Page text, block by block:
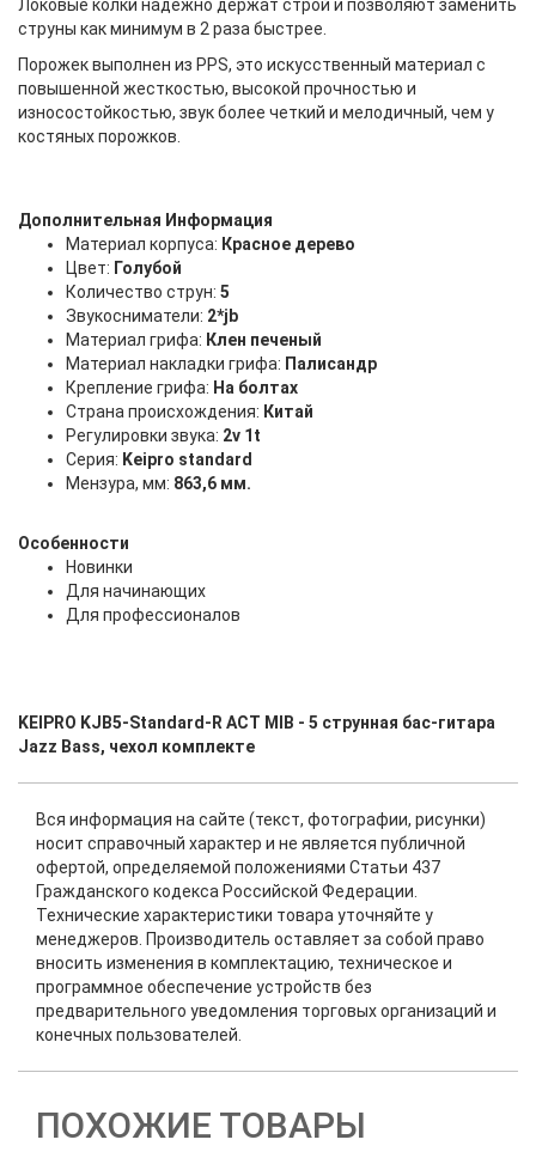
Локовые колки надежно держат строй и позволяют заменить
струны как минимум в 2 раза быстрее.
Порожек выполнен из PPS, это искусственный материал с
повышенной жесткостью, высокой прочностью и
износостойкостью, звук более четкий и мелодичный, чем у
костяных порожков.
Дополнительная Информация
Материал корпуса: Красное дерево
Цвет: Голубой
Количество струн: 5
Звукосниматели: 2*jb
Материал грифа: Клен печеный
Материал накладки грифа: Палисандр
Крепление грифа: На болтах
Страна происхождения: Китай
Регулировки звука: 2v 1t
Серия: Keipro standard
Мензура, мм: 863,6 мм.
Особенности
Новинки
Для начинающих
Для профессионалов
KEIPRO KJB5-Standard-R ACT MIB - 5 струнная бас-гитара
Jazz Bass, чехол комплекте
Вся информация на сайте (текст, фотографии, рисунки)
носит справочный характер и не является публичной
офертой, определяемой положениями Статьи 437
Гражданского кодекса Российской Федерации.
Технические характеристики товара уточняйте у
менеджеров. Производитель оставляет за собой право
вносить изменения в комплектацию, техническое и
программное обеспечение устройств без
предварительного уведомления торговых организаций и
конечных пользователей.
ПОХОЖИЕ ТОВАРЫ